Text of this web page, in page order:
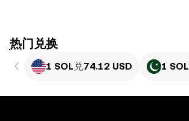
ִִִִִִִִִִִִִִִִִִִִִִִִִִִִִִִִִִִִִִִִִִִִִִִִ热门兑换
1 SOL 兑74.12 USD 1 SOL